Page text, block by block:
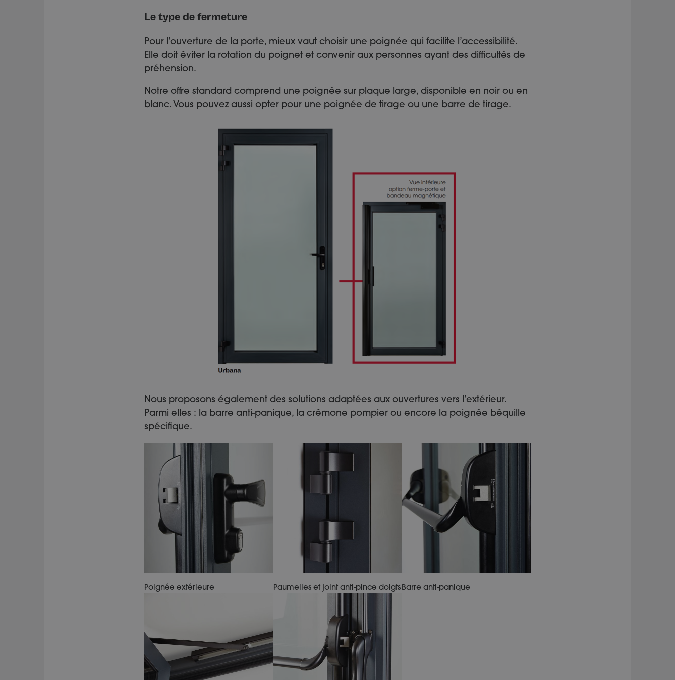
Le type de fermeture
Pour l’ouverture de la porte, mieux vaut choisir une poignée qui facilite l’accessibilité.
Elle doit éviter la rotation du poignet et convenir aux personnes ayant des difficultés de
préhension.
Notre offre standard comprend une poignée sur plaque large, disponible en noir ou en
blanc. Vous pouvez aussi opter pour une poignée de tirage ou une barre de tirage.
Nous proposons également des solutions adaptées aux ouvertures vers l’extérieur.
Parmi elles : la barre anti-panique, la crémone pompier ou encore la poignée béquille
spécifique.
Poignée extérieure Paumelles et joint anti-pince doigts Barre anti-panique